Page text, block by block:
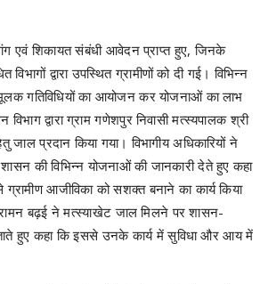
एवं शिकायत संबंधी आवेदन प्राप्त हुए, जिनके
द्वारा उपस्थित ग्रामीणों को दी गई। विभिन्न
गतिविधियों का आयोजन कर योजनाओं का लाभ
विभाग द्वारा ग्राम गणेशपुर निवासी मत्स्यपालक श्री
जाल प्रदान किया गया। विभागीय अधिकारियों ने
शासन की विभिन्न योजनाओं की जानकारी देते हुए कहा
आजीविका को सशक्त बनाने का कार्य किया
बढ़ई ने मत्स्याखेट जाल मिलने पर शासन-
हुए कहा कि इससे उनके कार्य में सुविधा और आय में